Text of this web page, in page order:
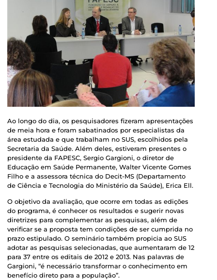
Ao longo do dia, os pesquisadores fizeram apresentações
de meia hora e foram sabatinados por especialistas da
área estudada e que trabalham no SUS, escolhidos pela
Secretaria da Saúde. Além deles, estiveram presentes o
presidente da FAPESC, Sergio Gargioni, o diretor de
Educação em Saúde Permanente, Walter Vicente Gomes
Filho e a assessora técnica do Decit-MS (Departamento
de Ciência e Tecnologia do Ministério da Saúde), Erica Ell.
O objetivo da avaliação, que ocorre em todas as edições
do programa, é conhecer os resultados e sugerir novas
diretrizes para complementar as pesquisas, além de
verificar se a proposta tem condições de ser cumprida no
prazo estipulado. O seminário também propicia ao SUS
adotar as pesquisas selecionadas, que aumentaram de 12
para 37 entre os editais de 2012 e 2013. Nas palavras de
Gargioni, “é necessário transformar o conhecimento em
benefício direto para a população”.